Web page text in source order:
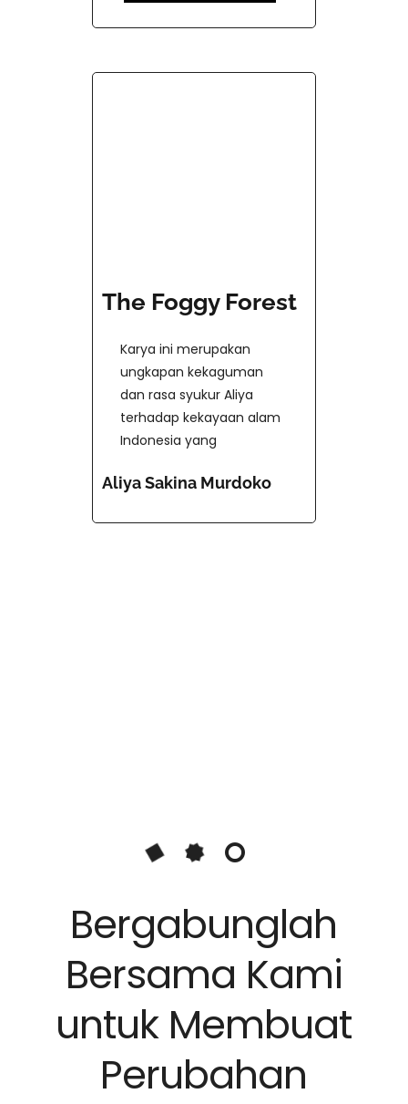
The Foggy Forest
Karya ini merupakan
ungkapan kekaguman
dan rasa syukur Aliya
terhadap kekayaan alam
Indonesia yang
Aliya Sakina Murdoko
Bergabunglah
Bersama Kami
untuk Membuat
Perubahan